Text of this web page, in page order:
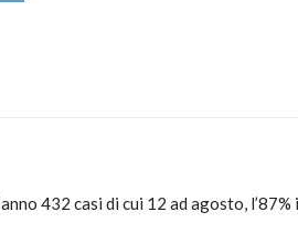
432 casi di cui 12 ad agosto,